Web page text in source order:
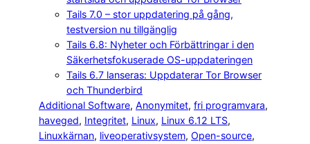
Tails 7.0 – stor uppdatering på gång,
testversion nu tillgänglig
Tails 6.8: Nyheter och Förbättringar i den
Säkerhetsfokuserade OS-uppdateringen
Tails 6.7 lanseras: Uppdaterar Tor Browser
och Thunderbird
Additional Software, Anonymitet, fri programvara
haveged, Integritet, Linux, Linux 6.12 LTS
Linuxkärnan, liveoperativsystem, Open-source